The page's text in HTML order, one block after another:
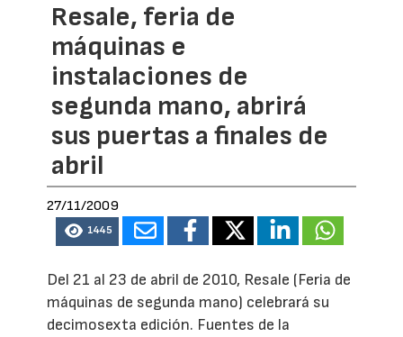
Resale, feria de
máquinas e
instalaciones de
segunda mano, abrirá
sus puertas a finales de
abril
27/11/2009
1445
Del 21 al 23 de abril de 2010, Resale (Feria de
máquinas de segunda mano) celebrará su
decimosexta edición. Fuentes de la